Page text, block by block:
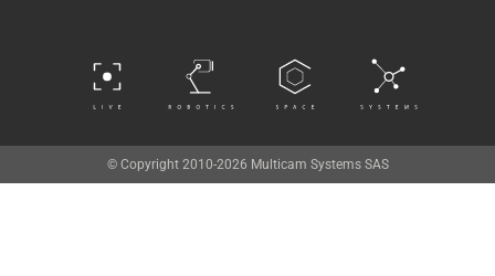
© Copyright 2010-2026 Multicam Systems SAS